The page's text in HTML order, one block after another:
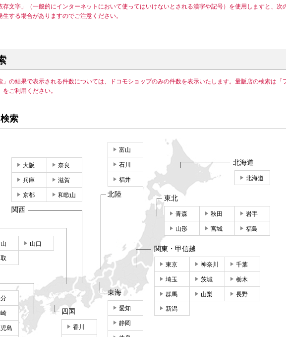
存文字」（一般的にインターネットにおいて使ってはいけないとされる漢字や記号）を使用しますと、次
する場合がありますのでご注意ください。
」の結果で表示される件数については、ドコモショップのみの件数を表示いたします。量販店の検索は「
ご利用ください。
索
北海道
北海道
東北
青森 秋田 岩手
山形 宮城 福島
関東・甲信越
東京 神奈川 千葉
埼玉 茨城 栃木
群馬 山梨 長野
新潟
東海
愛知
静岡
富山
石川
福井
北陸
大阪 奈良
兵庫 滋賀
京都 和歌山
関西
山口
四国
香川
島